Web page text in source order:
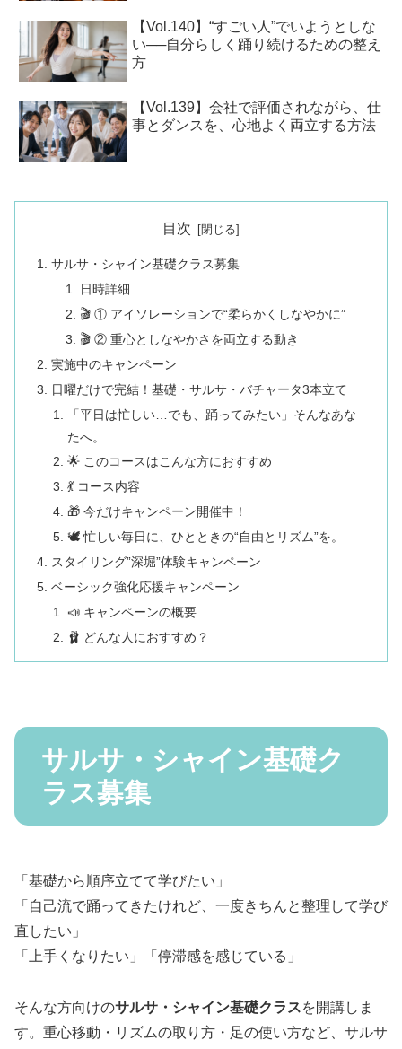
【Vol.140】“すごい人”でいようとしな
い──自分らしく踊り続けるための整え
方
【Vol.139】会社で評価されながら、仕
事とダンスを、心地よく両立する方法
目次
サルサ・シャイン基礎クラス募集
日時詳細
🎬 ① アイソレーションで“柔らかくしなやかに”
🎬 ② 重心としなやかさを両立する動き
実施中のキャンペーン
日曜だけで完結！基礎・サルサ・バチャータ3本立て
「平日は忙しい…でも、踊ってみたい」そんなあな
たへ。
🌟 このコースはこんな方におすすめ
💃 コース内容
🎁 今だけキャンペーン開催中！
🕊 忙しい毎日に、ひとときの“自由とリズム”を。
スタイリング”深堀”体験キャンペーン
ベーシック強化応援キャンペーン
📣 キャンペーンの概要
🩰 どんな人におすすめ？
サルサ・シャイン基礎ク
ラス募集
「基礎から順序立てて学びたい」
「自己流で踊ってきたけれど、一度きちんと整理して学び
直したい」
「上手くなりたい」「停滞感を感じている」
そんな方向けのサルサ・シャイン基礎クラスを開講しま
す。重心移動・リズムの取り方・足の使い方など、サルサ